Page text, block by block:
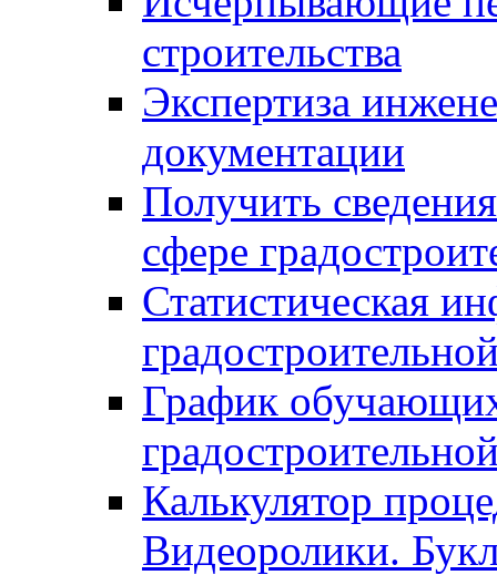
строительства
Экспертиза
документации
Получить
сфере
Статистическая
График
Калькулятор
Видеоролики.